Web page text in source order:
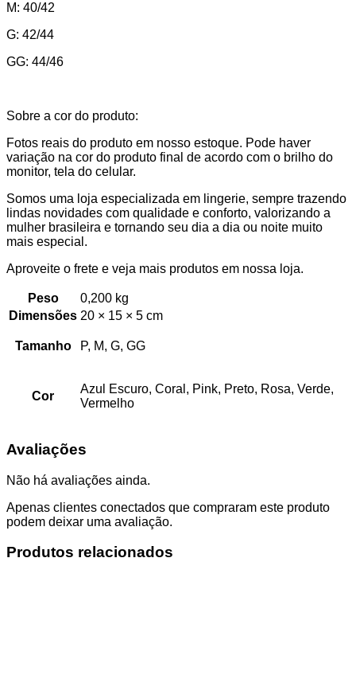
M: 40/42
G: 42/44
GG: 44/46
Sobre a cor do produto:
Fotos reais do produto em nosso estoque. Pode haver
variação na cor do produto final de acordo com o brilho do
monitor, tela do celular.
Somos uma loja especializada em lingerie, sempre trazendo
lindas novidades com qualidade e conforto, valorizando a
mulher brasileira e tornando seu dia a dia ou noite muito
mais especial.
Aproveite o frete e veja mais produtos em nossa loja.
Peso
0,200 kg
Dimensões 20 × 15 × 5 cm
Tamanho P, M, G, GG
Cor
Azul Escuro, Coral, Pink, Preto, Rosa, Verde,
Vermelho
Avaliações
Não há avaliações ainda.
Apenas clientes conectados que compraram este produto
podem deixar uma avaliação.
Produtos relacionados